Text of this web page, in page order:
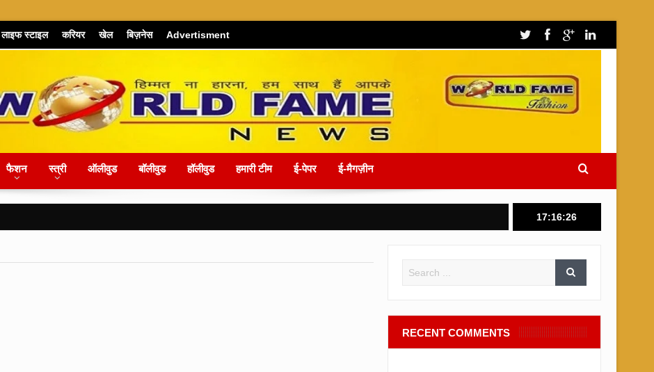
लाइफ स्टाइल करियर खेल बिज़नेस Advertisment
फैशन स्त्री ऑलीवुड बॉलीवुड हॉलीवुड हमारी टीम ई-पेपर ई-मैगज़ीन
17:16:26
RECENT COMMENTS